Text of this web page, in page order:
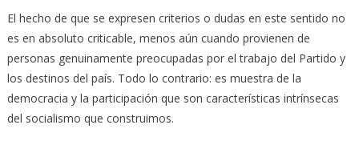
El hecho de que se expresen criterios o dudas en este sentido no
es en absoluto criticable, menos aún cuando provienen de
personas genuinamente preocupadas por el trabajo del Partido y
los destinos del país. Todo lo contrario: es muestra de la
democracia y la participación que son características intrínsecas
del socialismo que construimos.